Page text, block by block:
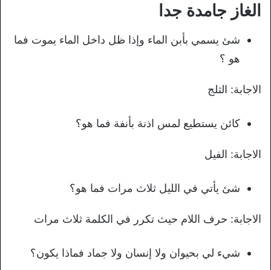
الغاز جامدة جدا
شئ يسمي بأبن الماء وإذا ظل داخل الماء يموت فما
هو ؟
الاجابة: الثلج
كائن يستطيع لمس اذنة بأنفة فما هو؟
الاجابة: الفيل
شئ يأتي في الليل ثلاث مرات فما هو؟
الاجابة: حرف اللام حيث تكرر في الكلمة ثلاث مرات
شيء لي بحيوان ولا إنسان ولا جماد فماذا يكون؟